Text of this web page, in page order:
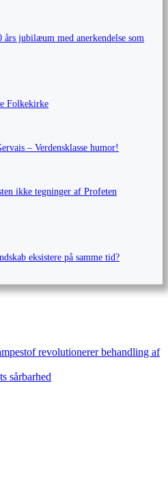
jubilæum med anerkendelse som
Folkekirke
– Verdensklasse humor!
ikke tegninger af Profeten
eksistere på samme tid?
revolutionerer behandling af
sårbarhed